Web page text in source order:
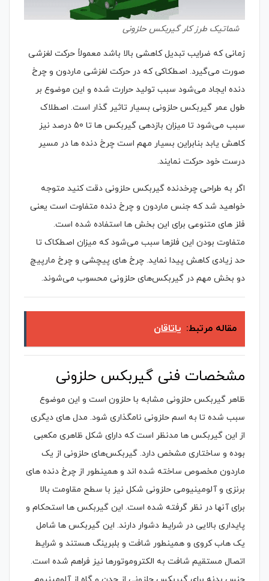
شماتیک طرز کار گیربکس حلزونی
زمانی که ضرایب تبدیل کاهشی بالا باشد معمولاً حرکت لغزشی
صورت می‌گیرد. اصطکاکی که در حرکت لغزشی ماردون و چرخ
دنده ایجاد می‌شود سبب تولید حرارت شده و این موضوع بر
طول عمر گیربکس حلزونی بسیار تاثیر گذار است. اصطلاک
سبب می‌شود تا میزان بازدهی گیربکس ها تا 50 درصد نیز
کاهش یابد بنابراین بسیار مهم است چرخ دنده ها در مسیر
درست خود حرکت نمایند.
اگر به طراحی چرخدنده گیربکس حلزونی دقت کنید متوجه
خواهید شد که جنس ماردون و چرخ دنده متفاوت است یعنی
فلز های متنوعی برای این بخش ها استفاده شده است.
متفاوت بودن این فلزها سبب می‌شود که میزان اصطکاک تا
حد زیادی کاهش پیدا نماید. چرخ های پیچشی و چرخ مارپیچ
دو بخش مهم در گیربکس‌های حلزونی محسوب می‌شوند.
مقاله مرتبط: یاتاقان
مشخصات فنی گیربکس حلزونی
ظاهر گیربکس حلزونی مشابه با حلزون است و این موضوع
سبب شده تا به اسم حلزونی نامگذاری شود. مدل های دیگری
از این گیربکس ها مدنظر است که دارای شکل ظاهری مکعبی
بوده و ساختاری مشخص دارد. گیربکس‌های حلزونی از یک
ماردون مخصوص ساخته شده اند و همینطور از چرخ دنده های
برنزی و آلومینیومی حلزونی شکل نیز با سطح مقاومت بالا
برای آنها در نظر گرفته شده است. این گیربکس ها استحکام و
پایداری بالایی در شرایط دشوار دارند. این گیربکس ها شامل
یک هاب کروی و همینطور شافت و بلبرینگ هستند و شرایط
اتصال مستقیم شافت به الکتروموتورها نیز فراهم شده است.